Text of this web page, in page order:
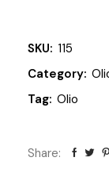
SKU: 115
Category:
Tag: Olio
Share: